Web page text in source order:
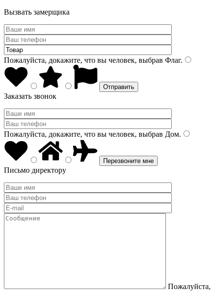
Вызвать замерщика
Пожалуйста, докажите, что вы человек, выбрав Флаг.
Заказать звонок
Пожалуйста, докажите, что вы человек, выбрав Дом.
Письмо директору
Пожалуйста,